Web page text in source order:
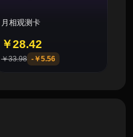
月相观测卡
￥28.42
￥33.98 -￥5.56